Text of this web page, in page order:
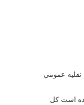
عمومي
اكسپو پيش‌بيني شده است كل